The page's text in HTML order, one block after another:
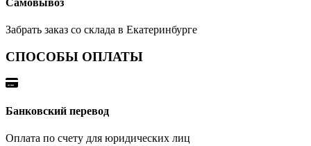
Забрать заказ со склада в Екатеринбурге
СПОСОБЫ ОПЛАТЫ
Банковский перевод
Оплата по счету для юридических лиц